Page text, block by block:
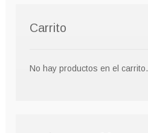
Carrito
No hay productos en el carrito.